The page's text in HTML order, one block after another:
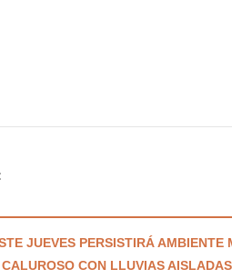
JUEVES PERSISTIRÁ AMBIENTE
CALUROSO CON LLUVIAS